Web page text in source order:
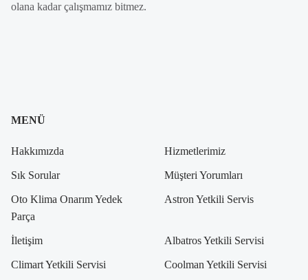
olana kadar çalışmamız bitmez.
MENÜ
Hakkımızda Hizmetlerimiz
Sık Sorular Müşteri Yorumları
Oto Klima Onarım Yedek
Parça
Astron Yetkili Servis
İletişim Albatros Yetkili Servisi
Climart Yetkili Servisi Coolman Yetkili Servisi